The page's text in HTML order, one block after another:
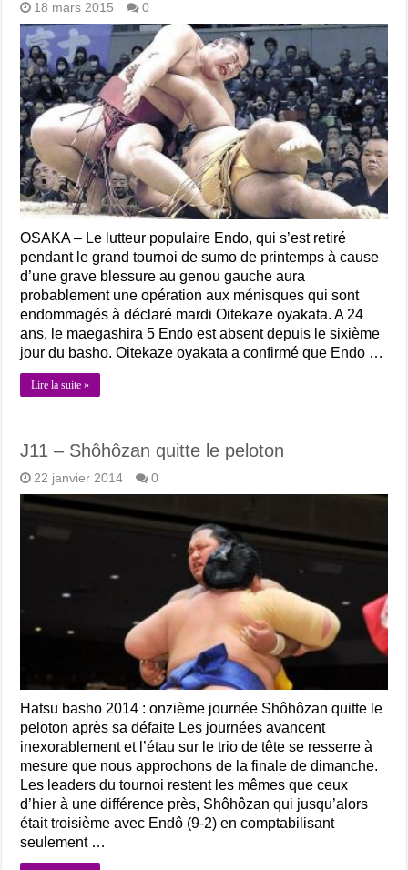
18 mars 2015 0
OSAKA – Le lutteur populaire Endo, qui s’est retiré
pendant le grand tournoi de sumo de printemps à cause
d’une grave blessure au genou gauche aura
probablement une opération aux ménisques qui sont
endommagés à déclaré mardi Oitekaze oyakata. A 24
ans, le maegashira 5 Endo est absent depuis le sixième
jour du basho. Oitekaze oyakata a confirmé que Endo …
Lire la suite »
J11 – Shôhôzan quitte le peloton
22 janvier 2014 0
Hatsu basho 2014 : onzième journée Shôhôzan quitte le
peloton après sa défaite Les journées avancent
inexorablement et l’étau sur le trio de tête se resserre à
mesure que nous approchons de la finale de dimanche.
Les leaders du tournoi restent les mêmes que ceux
d’hier à une différence près, Shôhôzan qui jusqu’alors
était troisième avec Endô (9-2) en comptabilisant
seulement …